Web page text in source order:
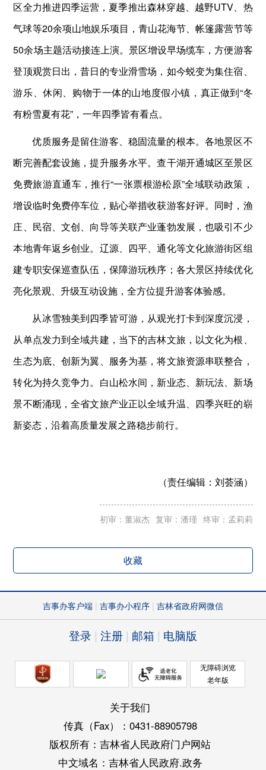
区全力推进四季运营，夏季推出森林穿越、越野UTV、热
气球等20余项山地娱乐项目，青山花海节、帐篷露营节等
50余场主题活动接连上演。景区增设早场缆车，方便游客
登顶观赏日出，昔日的专业滑雪场，如今蜕变为集住宿、
游乐、休闲、购物于一体的山地度假小镇，真正做到“冬
有粉雪夏有花”，一年四季皆有看点。
优质服务是留住游客、稳固流量的根本。各地景区不
断完善配套设施，提升服务水平。查干湖开通城区至景区
免费旅游直通车，推行“一张票根游松原”全域联动政策，
增设临时免费停车位，贴心举措收获游客好评。同时，渔
庄、民宿、文创、向导等关联产业蓬勃发展，也吸引不少
本地青年返乡创业。辽源、四平、通化等文化旅游街区组
建专职安保巡查队伍，保障游玩秩序；各大景区持续优化
亮化景观、升级互动设施，全方位提升游客体验感。
从冰雪独美到四季皆可游，从观光打卡到深度沉浸，
从单点发力到全域共建，当下的吉林文旅，以文化为根、
生态为底、创新为翼、服务为基，将文旅资源串联整合，
转化为持久竞争力。白山松水间，新业态、新玩法、新场
景不断涌现，全省文旅产业正以全域升温、四季兴旺的崭
新姿态，沿着高质量发展之路稳步前行。
（责任编辑： 刘荟涵）
初审：董淑杰 复审：潘瑾 终审：孟莉莉
收藏